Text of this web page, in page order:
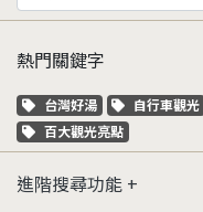
熱門關鍵字
關鍵字標籤
台灣好湯 關鍵字標籤
自行車觀光
關鍵字標籤
百大觀光亮點
進階搜尋功能